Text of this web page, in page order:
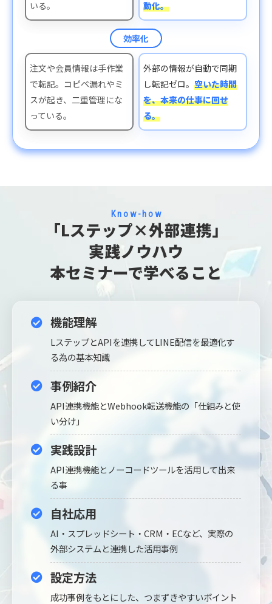
いる。 動化。
効率化
注文や会員情報は手作業
で転記。コピペ漏れやミ
スが起き、二重管理にな
っている。
外部の情報が自動で同期
し転記ゼロ。 空いた時間
を、本来の仕事に回せ
る。
Know-how
「Lステップ×外部連携」
実践ノウハウ
本セミナーで学べること
機能理解
LステップとAPIを連携してLINE配信を最適化す
る為の基本知識
事例紹介
API連携機能とWebhook転送機能の 「仕組みと使
い分け」
実践設計
API連携機能とノーコードツールを活用して出来
る事
自社応用
AI・スプレッドシート・CRM・ECなど、 実際の
外部システムと連携した活用事例
設定方法
成功事例をもとにした、つまずきやすいポイント